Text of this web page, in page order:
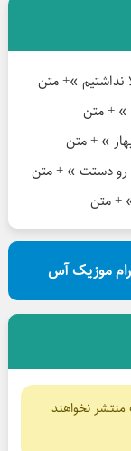
نداشتیم »+ متن
» + متن
» + متن
رو دستت » + متن
+ متن
موزیک آس
نخواهند